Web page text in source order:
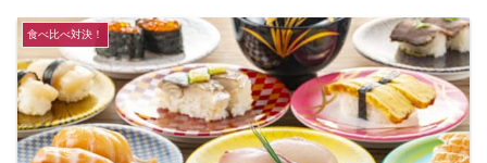
食べ比べ対決！